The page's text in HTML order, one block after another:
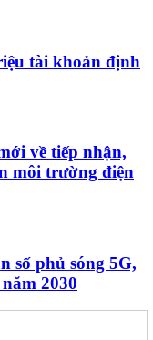
tài khoản định
về tiếp nhận,
môi trường điện
số phủ sóng 5G,
2030